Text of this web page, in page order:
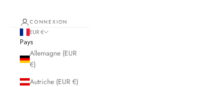
CONNEXION
EUR €
Pays
Allemagne (EUR
€)
Autriche (EUR €)